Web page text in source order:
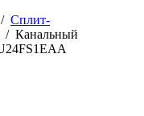
/ Сплит-
/ Канальный